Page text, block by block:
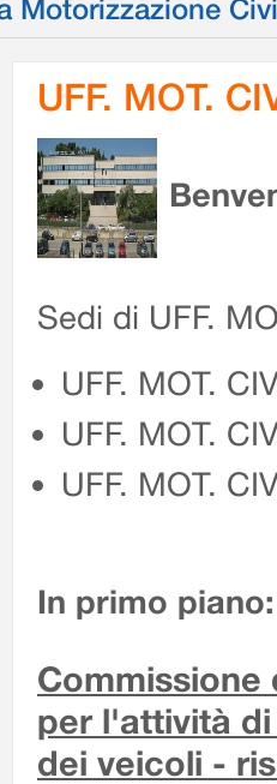
Motorizzazione
UFF. MOT.
Sedi di UFF.
UFF. MOT.
UFF. MOT.
UFF. MOT.
In primo piano:
per l'attività
dei veicoli -